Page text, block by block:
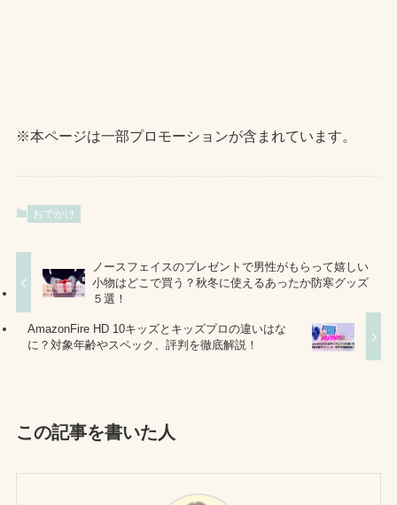
※本ページは一部プロモーションが含まれています。
おでかけ
ノースフェイスのプレゼントで男性がもらって嬉しい
小物はどこで買う？秋冬に使えるあったか防寒グッズ
５選！
AmazonFire HD 10キッズとキッズプロの違いはな
に？対象年齢やスペック、評判を徹底解説！
この記事を書いた人